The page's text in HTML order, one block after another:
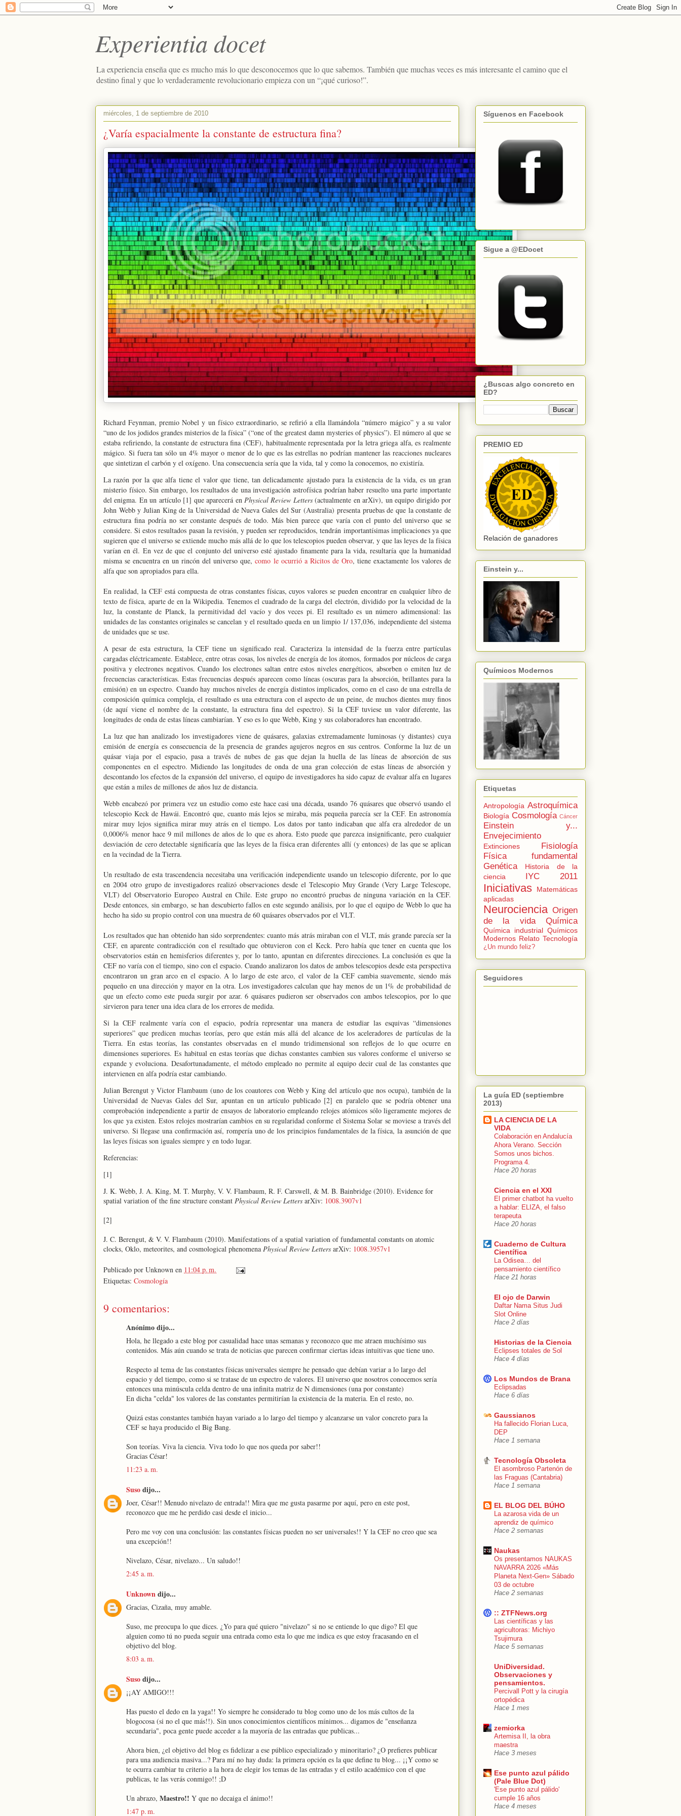
Experientia docet
La experiencia enseña que es mucho más lo que desconocemos que lo que sabemos. También que muchas veces es más interesante el camino que el
destino final y que lo verdaderamente revolucionario empieza con un “¡qué curioso!”.
miércoles, 1 de septiembre de 2010
¿Varía espacialmente la constante de estructura fina?
Richard Feynman, premio Nobel y un físico extraordinario, se refirió a ella llamándola “número mágico” y a su valor
“uno de los jodidos grandes misterios de la física” (“one of the greatest damn mysteries of physics”). El número al que se
estaba refiriendo, la constante de estructura fina (CEF), habitualmente representada por la letra griega alfa, es realmente
mágico. Si fuera tan sólo un 4% mayor o menor de lo que es las estrellas no podrían mantener las reacciones nucleares
que sintetizan el carbón y el oxígeno. Una consecuencia sería que la vida, tal y como la conocemos, no existiría.
La razón por la que alfa tiene el valor que tiene, tan delicadamente ajustado para la existencia de la vida, es un gran
misterio físico. Sin embargo, los resultados de una investigación astrofísica podrían haber resuelto una parte importante
del enigma. En un artículo [1] que aparecerá en Physical Review Letters(actualmente en arXiv), un equipo dirigido por
John Webb y Julian King dela Universidadde Nueva Gales del Sur (Australia) presenta pruebas de que la constante de
estructura fina podría no ser constante después de todo. Más bien parece que varía con el punto del universo que se
considere. Si estos resultados pasan la revisión, y pueden ser reproducidos, tendrán importantísimas implicaciones ya que
sugieren que el universo se extiende mucho más allá de lo que los telescopios pueden observar, y que las leyes de la física
varían en él. En vez de que el conjunto del universo esté ajustado finamente para la vida, resultaría que la humanidad
misma se encuentra en un rincón del universo que,como le ocurrió a Ricitos de Oro, tiene exactamente los valores de
alfa que son apropiados para ella.
En realidad, la CEFestá compuesta de otras constantes físicas, cuyos valores se pueden encontrar en cualquier libro de
texto de física, aparte de enla Wikipedia. Tenemosel cuadrado de la carga del electrón, dividido por la velocidad de la
luz, la constante de Planck, la permitividad del vacío y dos veces pi. El resultado es un número adimensional: las
unidades de las constantes originales se cancelan y el resultado queda en un limpio 1/ 137,036, independiente del sistema
de unidades que se use.
A pesar de esta estructura, la CEF tiene un significado real. Caracteriza la intensidad de la fuerza entre partículas
cargadas eléctricamente. Establece, entre otras cosas, los niveles de energía de los átomos, formados por núcleos de carga
positiva y electrones negativos. Cuando los electrones saltan entre estos niveles energéticos, absorben o emiten luz de
frecuencias características. Estas frecuencias después aparecen como líneas (oscuras para la absorción, brillantes para la
emisión) en un espectro. Cuando hay muchos niveles de energía distintos implicados, como en el caso de una estrella de
composición química compleja, el resultado es una estructura con el aspecto de un peine, de muchos dientes muy finos
(de aquí viene el nombre de la constante, la estructura fina del espectro). Si la CEFtuviese un valor diferente, las
longitudes de onda de estas líneas cambiarían. Y eso es lo que Webb, King y sus colaboradores han encontrado.
La luz que han analizado los investigadores viene de quásares, galaxias extremadamente luminosas (y distantes) cuya
emisión de energía es consecuencia de la presencia de grandes agujeros negros en sus centros. Conforme la luz de un
quásar viaja por el espacio, pasa a través de nubes de gas que dejan la huella de las líneas de absorción de sus
componentes en el espectro. Midiendo las longitudes de onda de una gran colección de estas líneas de absorción y
descontando los efectos de la expansión del universo, el equipo de investigadores ha sido capaz de evaluar alfa en lugares
que están a miles de millones de años luz de distancia.
Webb encabezó por primera vez un estudio como este hace casi una década, usando 76 quásares que observó usando el
telescopio Keck de Hawái. Encontró que, cuanto más lejos se miraba, más pequeña parecía ser la CEF. Enastronomía
mirar muy lejos significa mirar muy atrás en el tiempo. Los datos por tanto indicaban que alfa era alrededor de un
0,0006% menor hace 9 mil millones de años de lo que es ahora. Esto puede que parezca insignificante, pero cualquier
desviación de cero detectable significaría que las leyes de la física eran diferentes allí (y entonces) de las que se aplican
en la vecindad de la Tierra.
Un resultado de esta trascendencia necesitaba una verificación independiente usando un telescopio diferente, por lo que
en 2004 otro grupo de investigadores realizó observaciones desde el Telescopio Muy Grande (Very Large Telescope,
VLT) del Observatorio Europeo Austral en Chile. Este grupo no encontró pruebas de ninguna variación en la CEF.
Desde entonces, sin embargo, se han descubierto fallos en este segundo análisis, por lo que el equipo de Webb lo que ha
hecho ha sido su propio control con una muestra de 60 quásares observados por el VLT.
Los resultados que han obtenido han sido sorprendentes: cuanto más atrás miraban con el VLT, más grande parecía ser la
CEF, en aparente contradicción con el resultado que obtuvieron con el Keck. Pero había que tener en cuenta que los
observatorios están en hemisferios diferentes y, por lo tanto, apuntan en diferentes direcciones. La conclusión es que la
CEF no varía con el tiempo, sino con el espacio. Cuando analizaron los datos de ambos telescopios desde esta perspectiva
encontraron un gran arco en el espacio. A lo largo de este arco, el valor dela CEFcambia suavemente, siendo más
pequeño en una dirección y mayor en la otra. Los investigadores calculan que hay menos de un 1% de probabilidad de
que un efecto como este pueda surgir por azar. 6 quásares pudieron ser observados con ambos telescopios, por lo que
sirvieron para tener una idea clara de los errores de medida.
Si la CEFrealmente varía con el espacio, podría representar una manera de estudiar las esquivas “dimensiones
superiores” que predicen muchas teorías, pero que están más allá del alcance de los aceleradores de partículas de la
Tierra. Enestas teorías, las constantes observadas en el mundo tridimensional son reflejos de lo que ocurre en
dimensiones superiores. Es habitual en estas teorías que dichas constantes cambien sus valores conforme el universo se
expande y evoluciona. Desafortunadamente, el método empleado no permite al equipo decir cual de las constantes que
intervienen en alfa podría estar cambiando.
Julian Berengut y Victor Flambaum (uno de los coautores con Webb y King del artículo que nos ocupa), también de la
Universidad de Nuevas Gales del Sur, apuntan en un artículo publicado [2] en paralelo que se podría obtener una
comprobación independiente a partir de ensayos de laboratorio empleando relojes atómicos sólo ligeramente mejores de
los que ya existen. Estos relojes mostrarían cambios en su regularidad conforme el Sistema Solar se moviese a través del
universo. Si llegase una confirmación así, rompería uno de los principios fundamentales de la física, la asunción de que
las leyes físicas son iguales siempre y en todo lugar.
Referencias:
[1]
J. K. Webb, J. A. King, M. T. Murphy, V. V. Flambaum, R. F. Carswell, & M. B. Bainbridge (2010). Evidence for
spatial variation of the fine structure constant Physical Review Letters arXiv: 1008.3907v1
[2]
J. C. Berengut, & V. V. Flambaum (2010). Manifestations of a spatial variation of fundamental constants on atomic
clocks, Oklo, meteorites, and cosmological phenomena Physical Review Letters arXiv: 1008.3957v1
Publicado por Unknown en 11:04 p. m.
Etiquetas: Cosmología
9 comentarios:
Anónimo dijo...
Hola, he llegado a este blog por casualidad hace unas semanas y reconozco que me atraen muchísimo sus
contenidos. Más aún cuando se trata de noticias que parecen confirmar ciertas ideas intuitivas que tiene uno.
Respecto al tema de las constantes físicas universales siempre he pensado que debían variar a lo largo del
espacio y del tiempo, como si se tratase de un espectro de valores. El universo que nosotros conocemos sería
entonces una minúscula celda dentro de una infinita matriz de N dimensiones (una por constante)
En dicha "celda" los valores de las constantes permitirían la existencia de la materia. En el resto, no.
Quizá estas constantes también hayan variado a lo largo del tiempo y alcanzarse un valor concreto para la
CEF se haya producido el Big Bang.
Son teorías. Viva la ciencia. Viva todo lo que nos queda por saber!!
Gracias César!
11:23 a. m.
Susodijo...
Joer, César!! Menudo nivelazo de entrada!! Mira que me gusta pasarme por aquí, pero en este post,
reconozco que me he perdido casi desde el inicio...
Pero me voy con una conclusión: las constantes físicas pueden no ser universales!! Y la CEF no creo que sea
una excepción!!
Nivelazo, César, nivelazo... Un saludo!!
2:45 a. m.
Unknowndijo...
Gracias, Cizaña, muy amable.
Suso, me preocupa lo que dices. ¿Yo para qué quiero "nivelazo" si no se entiende lo que digo? El que
alguien como tú no pueda seguir una entrada como esta lo que me indica es que estoy fracasando en el
objetivo del blog.
8:03 a. m.
Susodijo...
¡¡AY AMIGO!!!
Has puesto el dedo en la yaga!! Yo siempre he considerado tu blog como uno de los más cultos de la
blogocosa (si no el que más!!). Sin unos conocimientos científicos mínimos... digamos de "enseñanza
secundaria", poca gente puede acceder a la mayoría de las entradas que publicas...
Ahora bien, ¿el objetivo del blog es fidelizar a ese público especializado y minoritario? ¿O prefieres publicar
para una audiencia masiva...? Para mí no hay duda: la primera opción es la que define tu blog... ¡¡Y como se
te ocurra cambiar tu criterio a la hora de elegir los temas de las entradas y el estilo académico con el que
publicas, te las verás conmigo!! ;D
Un abrazo, Maestro!! Y que no decaiga el ánimo!!
1:47 p. m.
Síguenos en Facebook
Sigue a @EDocet
¿Buscas algo concreto en
ED?
PREMIO ED
Relación de ganadores
Einstein y...
Químicos Modernos
Etiquetas
Antropología Astroquímica
Biología Cosmología Cáncer
Einstein y...
Envejecimiento
Extinciones
Fisiología
Física fundamental
Genética
Historia de la
ciencia
IYC 2011
Iniciativas
Matemáticas
aplicadas
Neurociencia Origen
de la vida
Química
Química industrial Químicos
Modernos Relato Tecnología
¿Un mundo feliz?
Seguidores
La guía ED (septiembre
2013)
LA CIENCIA DE LA
VIDA
Colaboración en Andalucía
Ahora Verano. Sección
Somos unos bichos.
Programa 4.
Hace 20 horas
Ciencia en el XXI
El primer chatbot ha vuelto
a hablar: ELIZA, el falso
terapeuta
Hace 20 horas
Cuaderno de Cultura
Científica
La Odisea… del
pensamiento científico
Hace 21 horas
El ojo de Darwin
Daftar Nama Situs Judi
Slot Online
Hace 2 días
Historias de la Ciencia
Eclipses totales de Sol
Hace 4 días
Los Mundos de Brana
Eclipsadas
Hace 6 días
Gaussianos
Ha fallecido Florian Luca,
DEP
Hace 1 semana
Tecnología Obsoleta
El asombroso Partenón de
las Fraguas (Cantabria)
Hace 1 semana
EL BLOG DEL BÚHO
La azarosa vida de un
aprendiz de químico
Hace 2 semanas
Naukas
Os presentamos NAUKAS
NAVARRA 2026 «Más
Planeta Next-Gen» Sábado
03 de octubre
Hace 2 semanas
:: ZTFNews.org
Las científicas y las
agricultoras: Michiyo
Tsujimura
Hace 5 semanas
UniDiversidad.
Observaciones y
pensamientos.
Percivall Pott y la cirugía
ortopédica
Hace 1 mes
zemiorka
Artemisa II, la obra
maestra
Hace 3 meses
Ese punto azul pálido
(Pale Blue Dot)
'Ese punto azul pálido'
cumple 16 años
Hace 4 meses